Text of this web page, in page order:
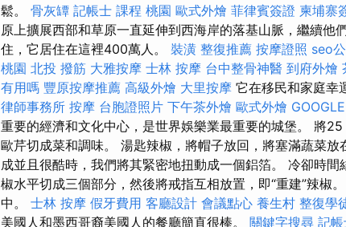
鬆。 骨灰罈 記帳士 課程 桃園 歐式外燴 菲律賓簽證 柬埔寨
原上擴展西部和草原一直延伸到西海岸的落基山脈，繼續他
住，它居住在這裡400萬人。 裝潢 整復推薦 按摩證照 seo
桃園 北投 撥筋 大雅按摩 士林 按摩 台中整骨神醫 到府外燴
有用嗎 豐原按摩推薦 高級外燴 大里按摩 它在移民和家庭幸
律師事務所 按摩 台胞證照片 下午茶外燴 歐式外燴
重要的經濟和文化中心，是世界娛樂業最重要的城堡。 將
歐芹切成菜和調味。 湯匙辣椒，將帽子放回，將塞滿蔬菜
成並且很酷時，我們將其緊密地扭動成一個鋁箔。 冷卻時
椒水平切成三個部分，然後將戒指互相放置，即“重建”辣椒
中。 士林 按摩 假牙費用 客廳設計 會議點心 養生村 整復學
美國人和墨西哥裔美國人的餐廳簡直很棒。 關鍵字搜尋 記